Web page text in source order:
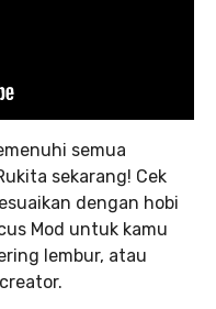
semua
sekarang! Cek
dengan hobi
Mod untuk kamu
lembur, atau